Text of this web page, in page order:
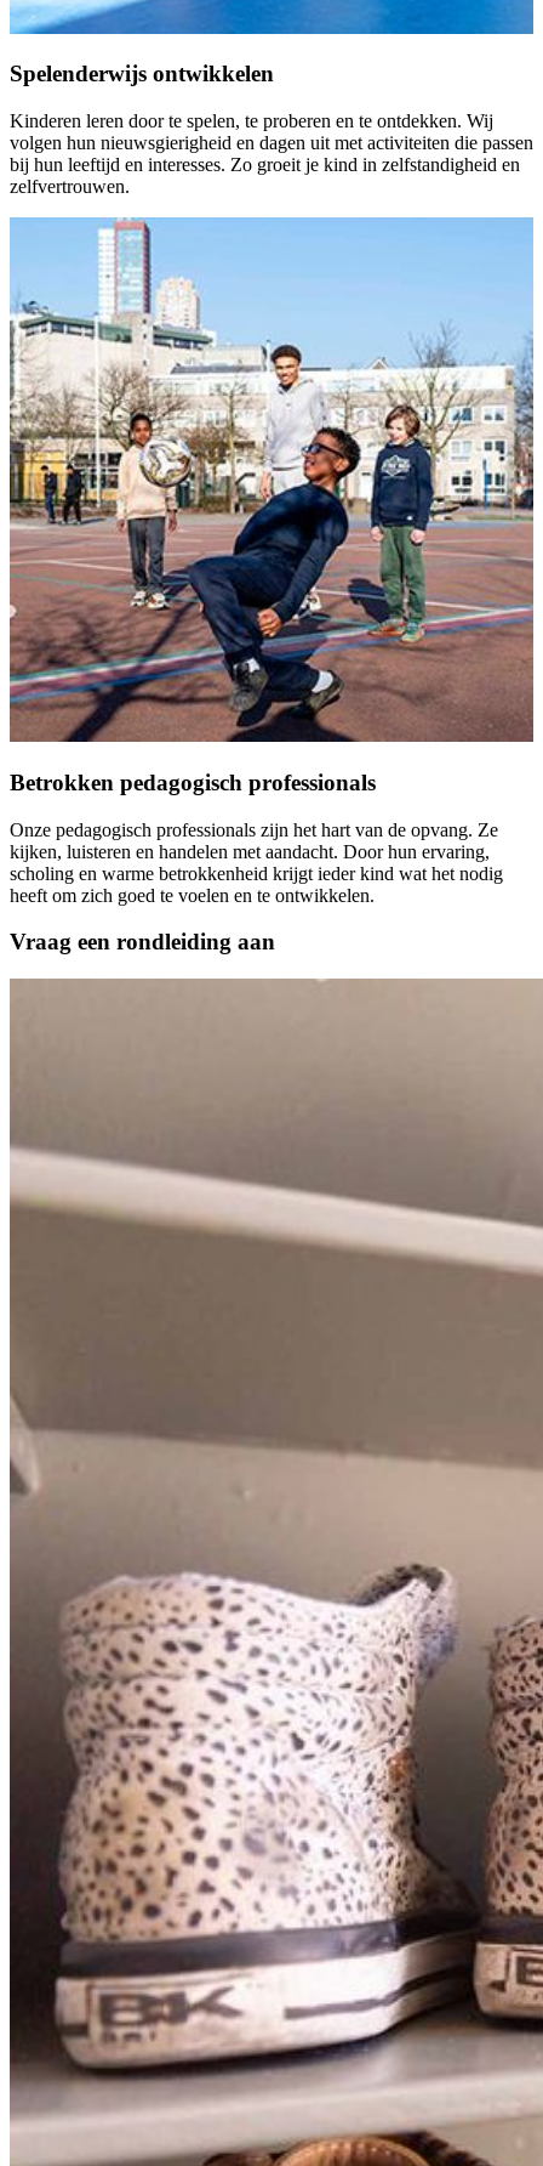
Spelenderwijs ontwikkelen
Kinderen leren door te spelen, te proberen en te ontdekken. Wij
volgen hun nieuwsgierigheid en dagen uit met activiteiten die passen
bij hun leeftijd en interesses. Zo groeit je kind in zelfstandigheid en
zelfvertrouwen.
Betrokken pedagogisch professionals
Onze pedagogisch professionals zijn het hart van de opvang. Ze
kijken, luisteren en handelen met aandacht. Door hun ervaring,
scholing en warme betrokkenheid krijgt ieder kind wat het nodig
heeft om zich goed te voelen en te ontwikkelen.
Vraag een rondleiding aan